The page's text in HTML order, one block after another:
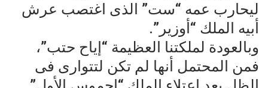
ليحارب عمه “ست” الذى اغتصب عرش
أبيه الملك “أوزير”.
وبالعودة لملكتنا العظيمة “إياح حتب”،
فمن المحتمل أنها لم تكن لتتوارى فى